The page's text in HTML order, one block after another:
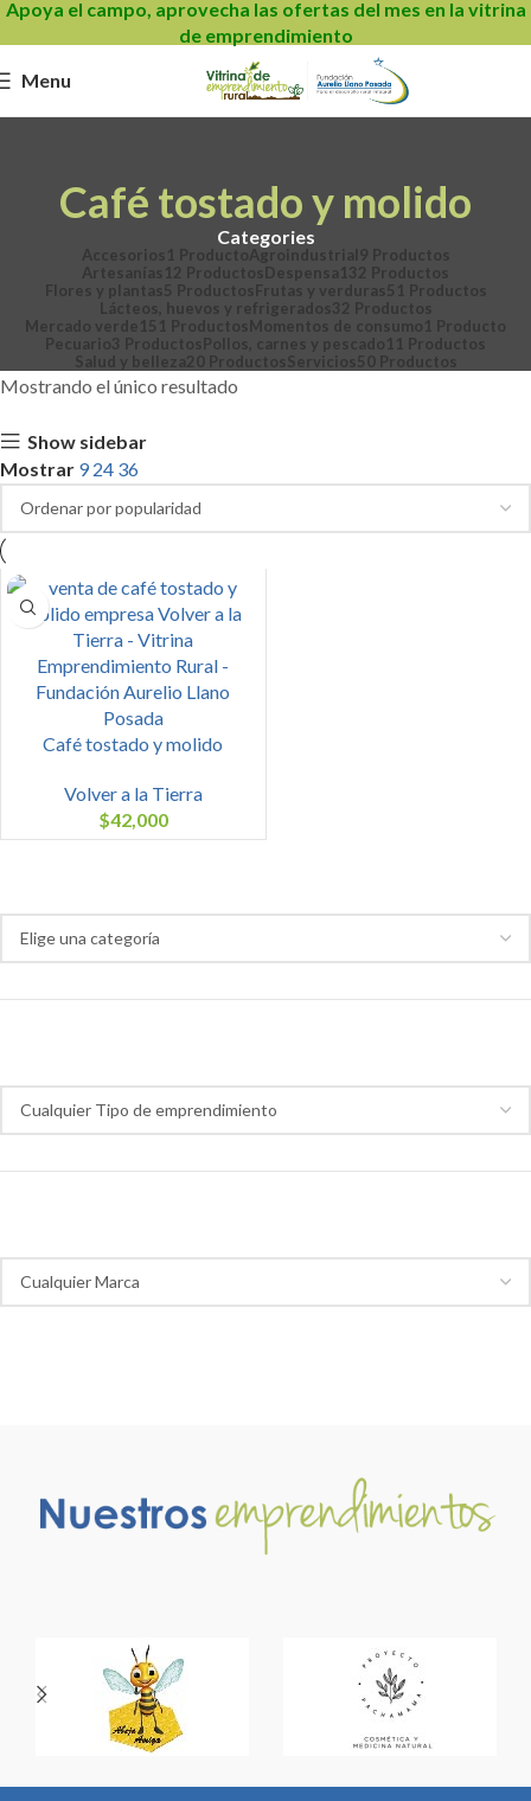
Apoya el campo, aprovecha las ofertas del mes en la vitrina
de emprendimiento
Menu
Café tostado y molido
Categories
Accesorios 1 ProductoAgroindustrial9 Productos
Artesanías 12 Productos Despensa132 Productos
Flores y plantas 5 Productos Frutas y verduras 51 Productos
Lácteos, huevos y refrigerados 32 Productos
Mercado verde151 Productos Momentos de consumo1 Producto
Pecuario3 Productos Pollos, carnes y pescado11 Productos
Salud y belleza20 Productos Servicios 50 Productos
Mostrando el único resultado
Show sidebar
Mostrar 924 36
Café tostado y molido
Volver a la Tierra
$42,000